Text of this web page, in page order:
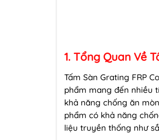
1. Tổng Quan Về
Tấm Sàn Grating FRP
phẩm mang đến nhiều
khả năng chống ăn
phẩm có khả năng
liệu truyền thống như